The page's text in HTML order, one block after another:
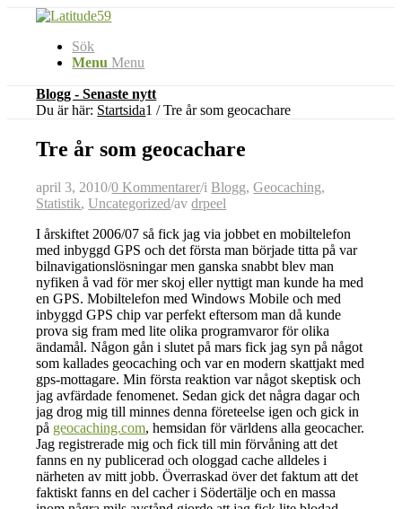
Sök
Menu Menu
Blogg - Senaste nytt
Du är här: Startsida1 / Tre år som geocachare
Tre år som geocachare
april 3, 2010/0 Kommentarer/iBlogg,Geocaching,
Statistik,Uncategorized/avdrpeel
I årskiftet 2006/07 så fick jag via jobbet en mobiltelefon
med inbyggd GPS och det första man började titta på var
bilnavigationslösningar men ganska snabbt blev man
nyfiken å vad för mer skoj eller nyttigt man kunde ha med
en GPS. Mobiltelefon med Windows Mobile och med
inbyggd GPS chip var perfekt eftersom man då kunde
prova sig fram med lite olika programvaror för olika
ändamål. Någon gån i slutet på mars fick jag syn på något
som kallades geocaching och var en modern skattjakt med
gps-mottagare. Min första reaktion var något skeptisk och
jag avfärdade fenomenet. Sedan gick det några dagar och
jag drog mig till minnes denna företeelse igen och gick in
på geocaching.com, hemsidan för världens alla geocacher.
Jag registrerade mig och fick till min förvåning att det
fanns en ny publicerad och ologgad cache alldeles i
närheten av mitt jobb. Överraskad över det faktum att det
faktiskt fanns en del cacher i Södertälje och en massa